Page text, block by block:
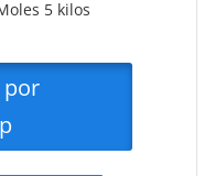
5 kilos